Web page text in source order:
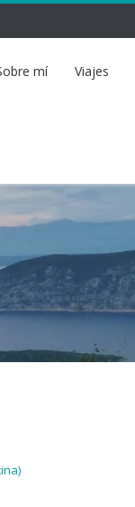
mí Viajes